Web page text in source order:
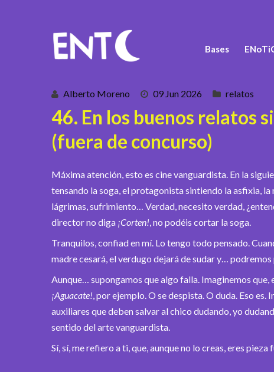
Bases
Alberto Moreno 09 Jun 2026 relatos
46. En los buenos relatos
(fuera de concurso)
Máxima atención, esto es cine vanguardista. En la
tensando la soga, el protagonista sintiendo la asfixia,
lágrimas, sufrimiento… Verdad, necesito verdad,
director no diga ¡Corten!, no podéis cortar la soga.
Tranquilos, confiad en mí. Lo tengo todo pensado.
madre cesará, el verdugo dejará de sudar y… podremos
Aunque… supongamos que algo falla. Imaginemos que,
¡Aguacate!, por ejemplo. O se despista. O duda. Eso
auxiliares que deben salvar al chico dudando, yo
sentido del arte vanguardista.
Sí, sí, me refiero a ti, que, aunque no lo creas, eres